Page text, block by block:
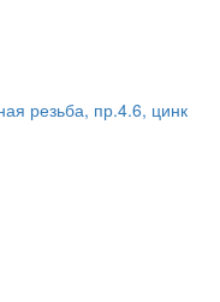
резьба, пр.4.6, цинк